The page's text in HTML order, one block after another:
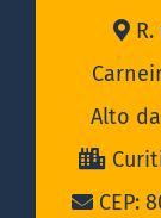
R.
Alto
CEP: